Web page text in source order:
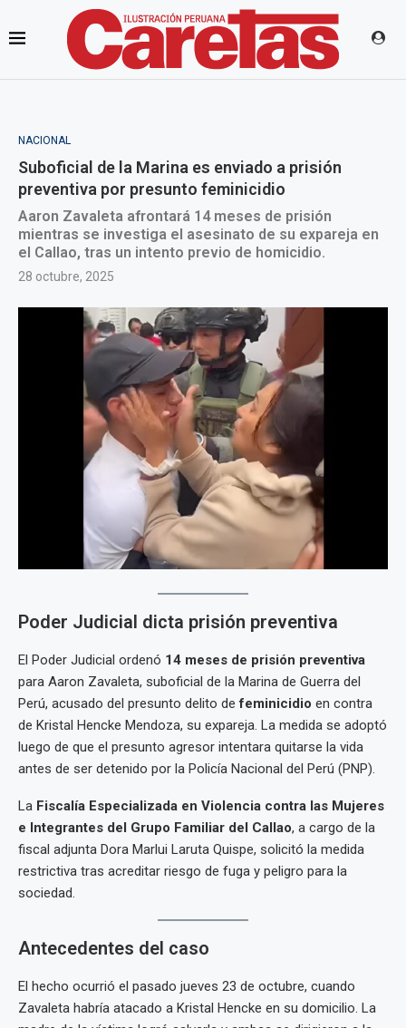
NACIONAL
Suboficial de la Marina es enviado a prisión
preventiva por presunto feminicidio
Aaron Zavaleta afrontará 14 meses de prisión
mientras se investiga el asesinato de su expareja en
el Callao, tras un intento previo de homicidio.
28 octubre, 2025
Poder Judicial dicta prisión preventiva
El Poder Judicial ordenó 14 meses de prisión preventiva
para Aaron Zavaleta, suboficial de la Marina de Guerra del
Perú, acusado del presunto delito defeminicidio en contra
de Kristal Hencke Mendoza, su expareja. La medida se adoptó
luego de que el presunto agresor intentara quitarse la vida
antes de ser detenido por la Policía Nacional del Perú (PNP).
La Fiscalía Especializada en Violencia contra las Mujeres
e Integrantes del Grupo Familiar del Callao, a cargo de la
fiscal adjunta Dora Marlui Laruta Quispe, solicitó la medida
restrictiva tras acreditar riesgo de fuga y peligro para la
sociedad.
Antecedentes del caso
El hecho ocurrió el pasado jueves 23 de octubre, cuando
Zavaleta habría atacado a Kristal Hencke en su domicilio. La